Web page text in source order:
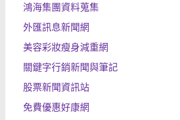
鴻海集團資料蒐集
外匯訊息新聞網
美容彩妝瘦身減重網
關鍵字行銷新聞與筆記
股票新聞資訊站
免費優惠好康網